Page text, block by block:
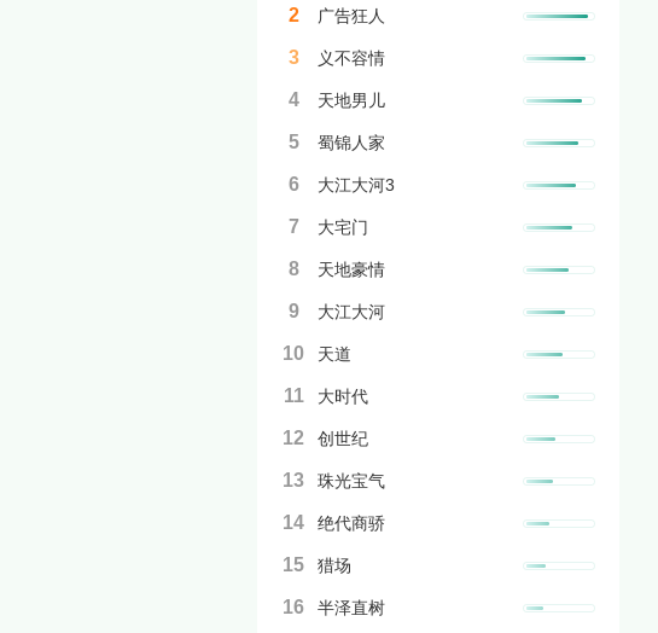
2 广告狂人
3 义不容情
4 天地男儿
5 蜀锦人家
6 大江大河3
7 大宅门
8 天地豪情
9 大江大河
10 天道
11 大时代
12 创世纪
13 珠光宝气
14 绝代商骄
15 猎场
16 半泽直树